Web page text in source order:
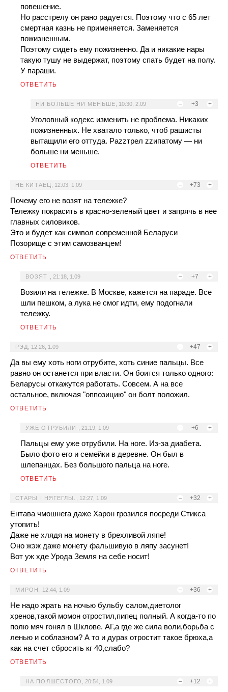
повешение.
Но расстрелу он рано радуется. Поэтому что с 65 лет
смертная казнь не применяется. Заменяется
пожизненным.
Поэтому сидеть ему пожизненно. Да и никакие нары
такую тушу не выдержат, поэтому спать будет на полу.
У параши.
ОТВЕТИТЬ
– +3 +
НИ БОЛЬШЕ НИ МЕНЬШЕ 10:30, 2.09
Уголовный кодекс изменить не проблема. Никаких
пожизненных. Не хватало только, чтоб рашисты
вытащили его оттуда. Раzzтрел zzипатому — ни
больше ни меньше.
ОТВЕТИТЬ
– +73 +
НЕ КИТАЕЦ 12:03, 1.09
Почему его не возят на тележке?
Тележку покрасить в красно-зеленый цвет и запрячь в нее
главных силовиков.
Это и будет как символ современной Беларуси
Позорище с этим самозванцем!
ОТВЕТИТЬ
– +7 +
ВОЗЯТ 21:18, 1.09
Возили на тележке. В Москве, кажется на параде. Все
шли пешком, а лука не смог идти, ему подогнали
тележку.
ОТВЕТИТЬ
– +47 +
РЭД 12:26, 1.09
Да вы ему хоть ноги отрубите, хоть синие пальцы. Все
равно он останется при власти. Он боится только одного:
Беларусы откажутся работать. Совсем. А на все
остальное, включая "оппозицию" он болт положил.
ОТВЕТИТЬ
– +6 +
УЖЕ ОТРУБИЛИ 21:19, 1.09
Пальцы ему уже отрубили. На ноге. Из-за диабета.
Было фото его и семейки в деревне. Он был в
шлепанцах. Без большого пальца на ноге.
ОТВЕТИТЬ
– +32 +
СТАРЫ I НЯГЕГЛЫ. 12:27, 1.09
Ентава чмошнега даже Харон грозился посреди Стикса
утопить!
Даже не хлядя на монету в брехливой ляпе!
Оно жэж даже монету фальшивую в ляпу засунет!
Вот уж хде Урода Земля на себе носит!
ОТВЕТИТЬ
– +36 +
МИРОН 12:44, 1.09
Не надо жрать на ночью бульбу салом,диетолог
хренов,такой момон отростил,пипец полный. А когда-то по
полю мяч гонял в Шклове. АГ,а где же сила воли,борьба с
ленью и соблазном? А то и дурак отростит такое брюха,а
как на счет сбросить кг 40,слабо?
ОТВЕТИТЬ
– +12 +
НА ПОЛШЕСТОГО 20:54, 1.09